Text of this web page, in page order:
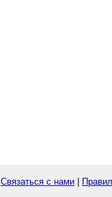
Связаться с нами